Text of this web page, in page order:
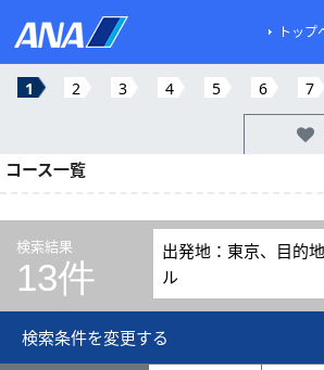
トップ
1 2 3 4 5 6 7
コース一覧
検索結果
13件
出発地：東京、目的
ル
検索条件を変更する